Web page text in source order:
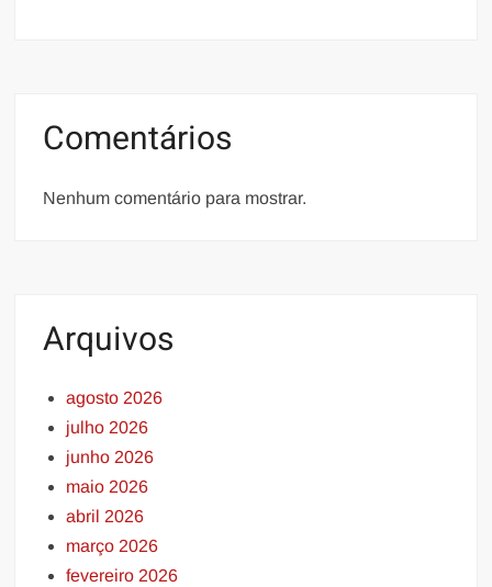
Comentários
Nenhum comentário para mostrar.
Arquivos
agosto 2026
julho 2026
junho 2026
maio 2026
abril 2026
março 2026
fevereiro 2026